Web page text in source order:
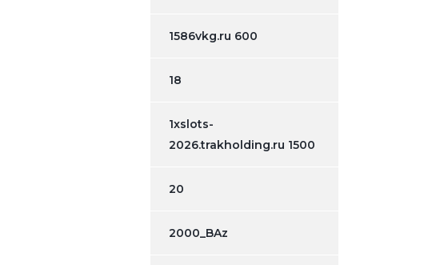
1586vkg.ru 600
18
1xslots-
2026.trakholding.ru 1500
20
2000_BAz